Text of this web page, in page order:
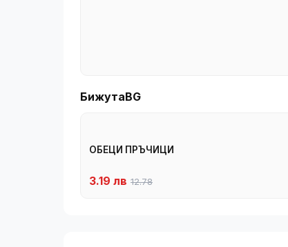
БижутаBG
ОБЕЦИ ПРЪЧИЦИ
3.19 лв 12.78